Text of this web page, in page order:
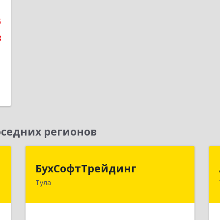
регионов
БухСофтТрейдинг
Тула
БухСофтТрейдинг